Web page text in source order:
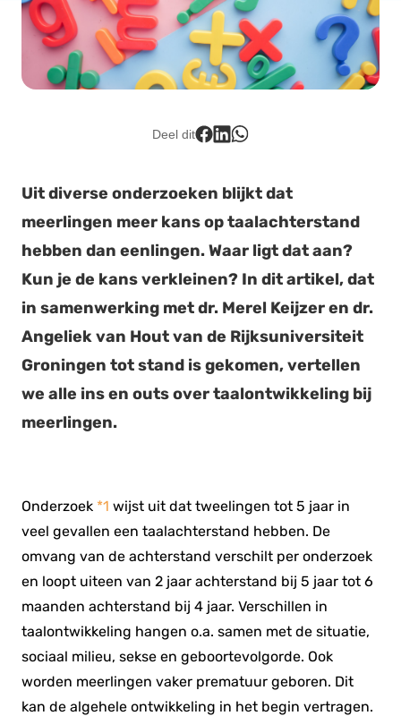
Lid worden
Deel dit
Uit diverse onderzoeken blijkt dat
meerlingen meer kans op taalachterstand
hebben dan eenlingen. Waar ligt dat aan?
Kun je de kans verkleinen? In dit artikel, dat
in samenwerking met dr. Merel Keijzer en dr.
Angeliek van Hout van de Rijksuniversiteit
Groningen tot stand is gekomen, vertellen
we alle ins en outs over taalontwikkeling bij
meerlingen.
Onderzoek *1 wijst uit dat tweelingen tot 5 jaar in
veel gevallen een taalachterstand hebben. De
omvang van de achterstand verschilt per onderzoek
en loopt uiteen van 2 jaar achterstand bij 5 jaar tot 6
maanden achterstand bij 4 jaar. Verschillen in
taalontwikkeling hangen o.a. samen met de situatie,
sociaal milieu, sekse en geboortevolgorde. Ook
worden meerlingen vaker prematuur geboren. Dit
kan de algehele ontwikkeling in het begin vertragen.